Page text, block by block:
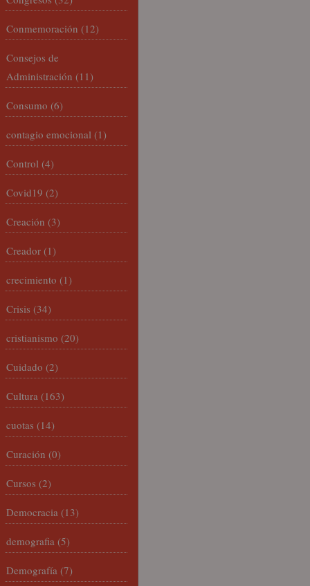
Conmemoración (12)
Consejos de
Administración (11)
Consumo (6)
contagio emocional (1)
Control (4)
Covid19 (2)
Creación (3)
Creador (1)
crecimiento (1)
Crisis (34)
cristianismo (20)
Cuidado (2)
Cultura (163)
cuotas (14)
Curación (0)
Cursos (2)
Democracia (13)
demografia (5)
Demografía (7)